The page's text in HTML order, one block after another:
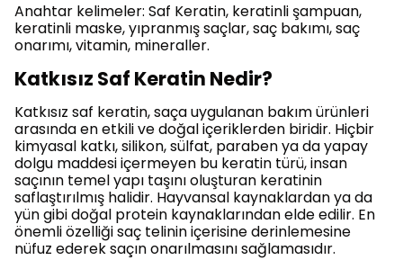
Anahtar kelimeler: Saf Keratin, keratinli şampuan,
keratinli maske, yıpranmış saçlar, saç bakımı, saç
onarımı, vitamin, mineraller.
Katkısız Saf Keratin Nedir?
Katkısız saf keratin, saça uygulanan bakım ürünleri
arasında en etkili ve doğal içeriklerden biridir. Hiçbir
kimyasal katkı, silikon, sülfat, paraben ya da yapay
dolgu maddesi içermeyen bu keratin türü, insan
saçının temel yapı taşını oluşturan keratinin
saflaştırılmış halidir. Hayvansal kaynaklardan ya da
yün gibi doğal protein kaynaklarından elde edilir. En
önemli özelliği saç telinin içerisine derinlemesine
nüfuz ederek saçın onarılmasını sağlamasıdır.